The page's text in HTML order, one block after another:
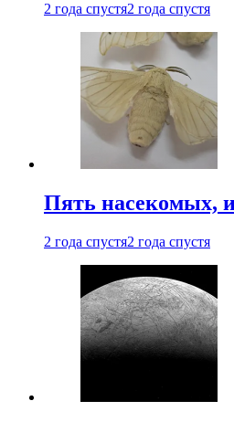
2 года спустя2 года спустя
Пять насекомых,
2 года спустя2 года спустя